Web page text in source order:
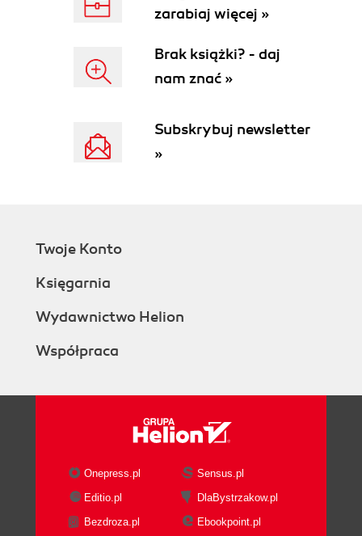
zarabiaj więcej »
Brak książki? - daj
nam znać »
Subskrybuj newsletter
»
Twoje Konto
Księgarnia
Wydawnictwo Helion
Współpraca
Onepress.pl
Sensus.pl
Editio.pl
DlaBystrzakow.pl
Bezdroza.pl
Ebookpoint.pl